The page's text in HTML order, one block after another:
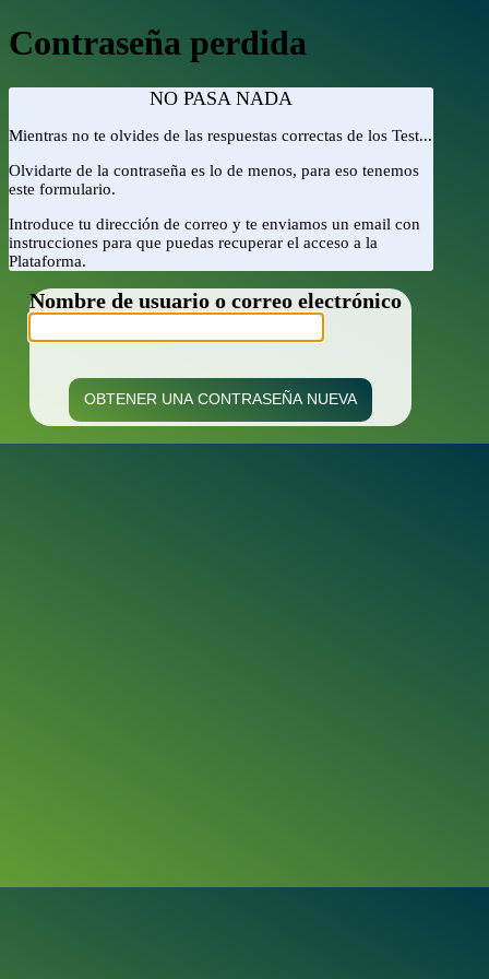
Contraseña perdida
NO PASA NADA
Mientras no te olvides de las respuestas correctas de los Test...
Olvidarte de la contraseña es lo de menos, para eso tenemos
este formulario.
Introduce tu dirección de correo y te enviamos un email con
instrucciones para que puedas recuperar el acceso a la
Plataforma.
Nombre de usuario o correo electrónico